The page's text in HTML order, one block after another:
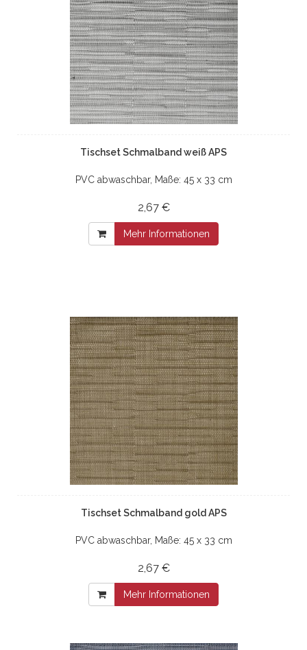
Tischset Schmalband weiß APS
PVC abwaschbar, Maße: 45 x 33 cm
2,67 €
Mehr Informationen
Tischset Schmalband gold APS
PVC abwaschbar, Maße: 45 x 33 cm
2,67 €
Mehr Informationen